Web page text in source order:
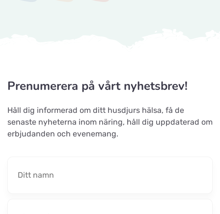
Prenumerera på vårt nyhetsbrev!
Håll dig informerad om ditt husdjurs hälsa, få de
senaste nyheterna inom näring, håll dig uppdaterad om
erbjudanden och evenemang.